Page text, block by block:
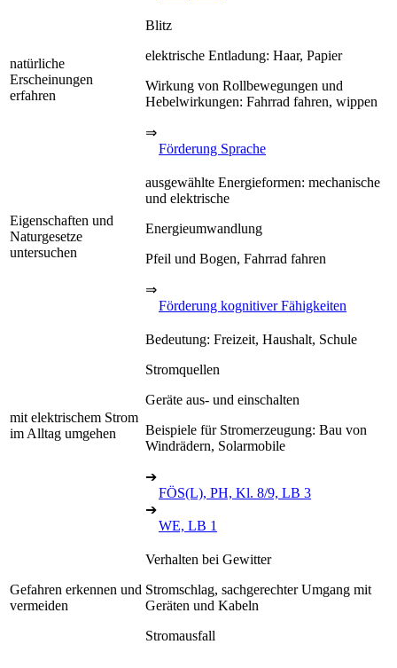
natürliche
Erscheinungen
erfahren
Blitz
elektrische Entladung: Haar, Papier
Wirkung von Rollbewegungen und
Hebelwirkungen: Fahrrad fahren, wippen
⇒
Förderung Sprache
Eigenschaften und
Naturgesetze
untersuchen
ausgewählte Energieformen: mechanische
und elektrische
Energieumwandlung
Pfeil und Bogen, Fahrrad fahren
⇒
Förderung kognitiver Fähigkeiten
mit elektrischem Strom
im Alltag umgehen
Bedeutung: Freizeit, Haushalt, Schule
Stromquellen
Geräte aus- und einschalten
Beispiele für Stromerzeugung: Bau von
Windrädern, Solarmobile
➔
FÖS(L), PH, Kl. 8/9, LB 3
➔
WE, LB 1
Gefahren erkennen und
vermeiden
Verhalten bei Gewitter
Stromschlag, sachgerechter Umgang mit
Geräten und Kabeln
Stromausfall